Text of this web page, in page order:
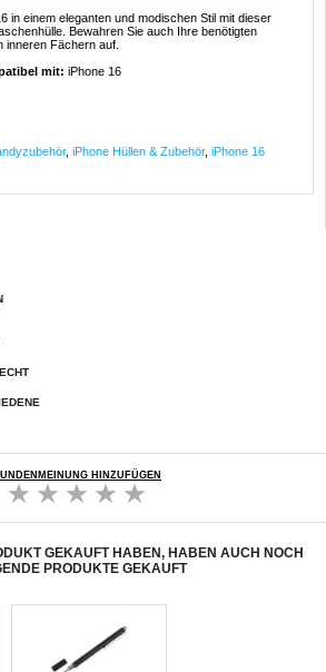
in einem eleganten und modischen Stil mit dieser
Bewahren Sie auch Ihre benötigten
inneren Fächern auf.
mit: iPhone 16
, iPhone Hüllen & Zubehör, iPhone 16
HINZUFÜGEN
GEKAUFT HABEN, HABEN AUCH NOCH
PRODUKTE GEKAUFT